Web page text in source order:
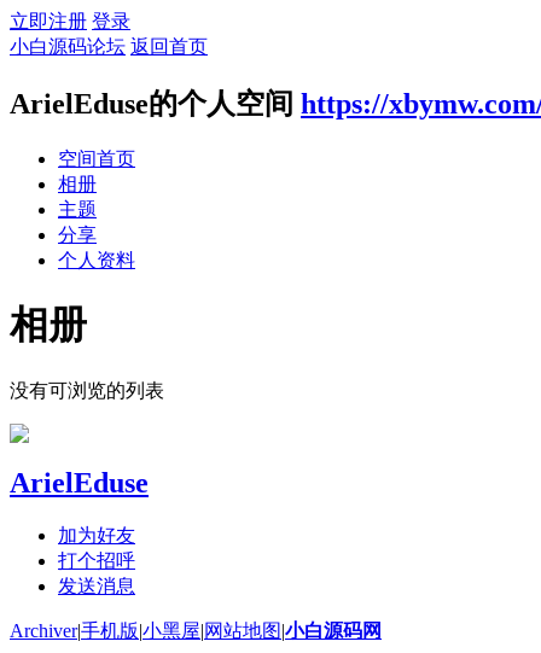
立即注册 登录
小白源码论坛 返回首页
ArielEduse的个人空间 https://
空间首页
相册
主题
分享
个人资料
相册
没有可浏览的列表
ArielEduse
加为好友
打个招呼
发送消息
Archiver|手机版|小黑屋|网站地图|小白源码网